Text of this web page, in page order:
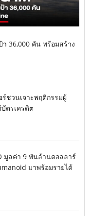
า 36,000 คัน พร้อมสร้าง
ชวนเจาะพฤติกรรมผู้
ตรเครดิต
มูลค่า 9 พันล้านดอลลาร์
มาพร้อมรายได้